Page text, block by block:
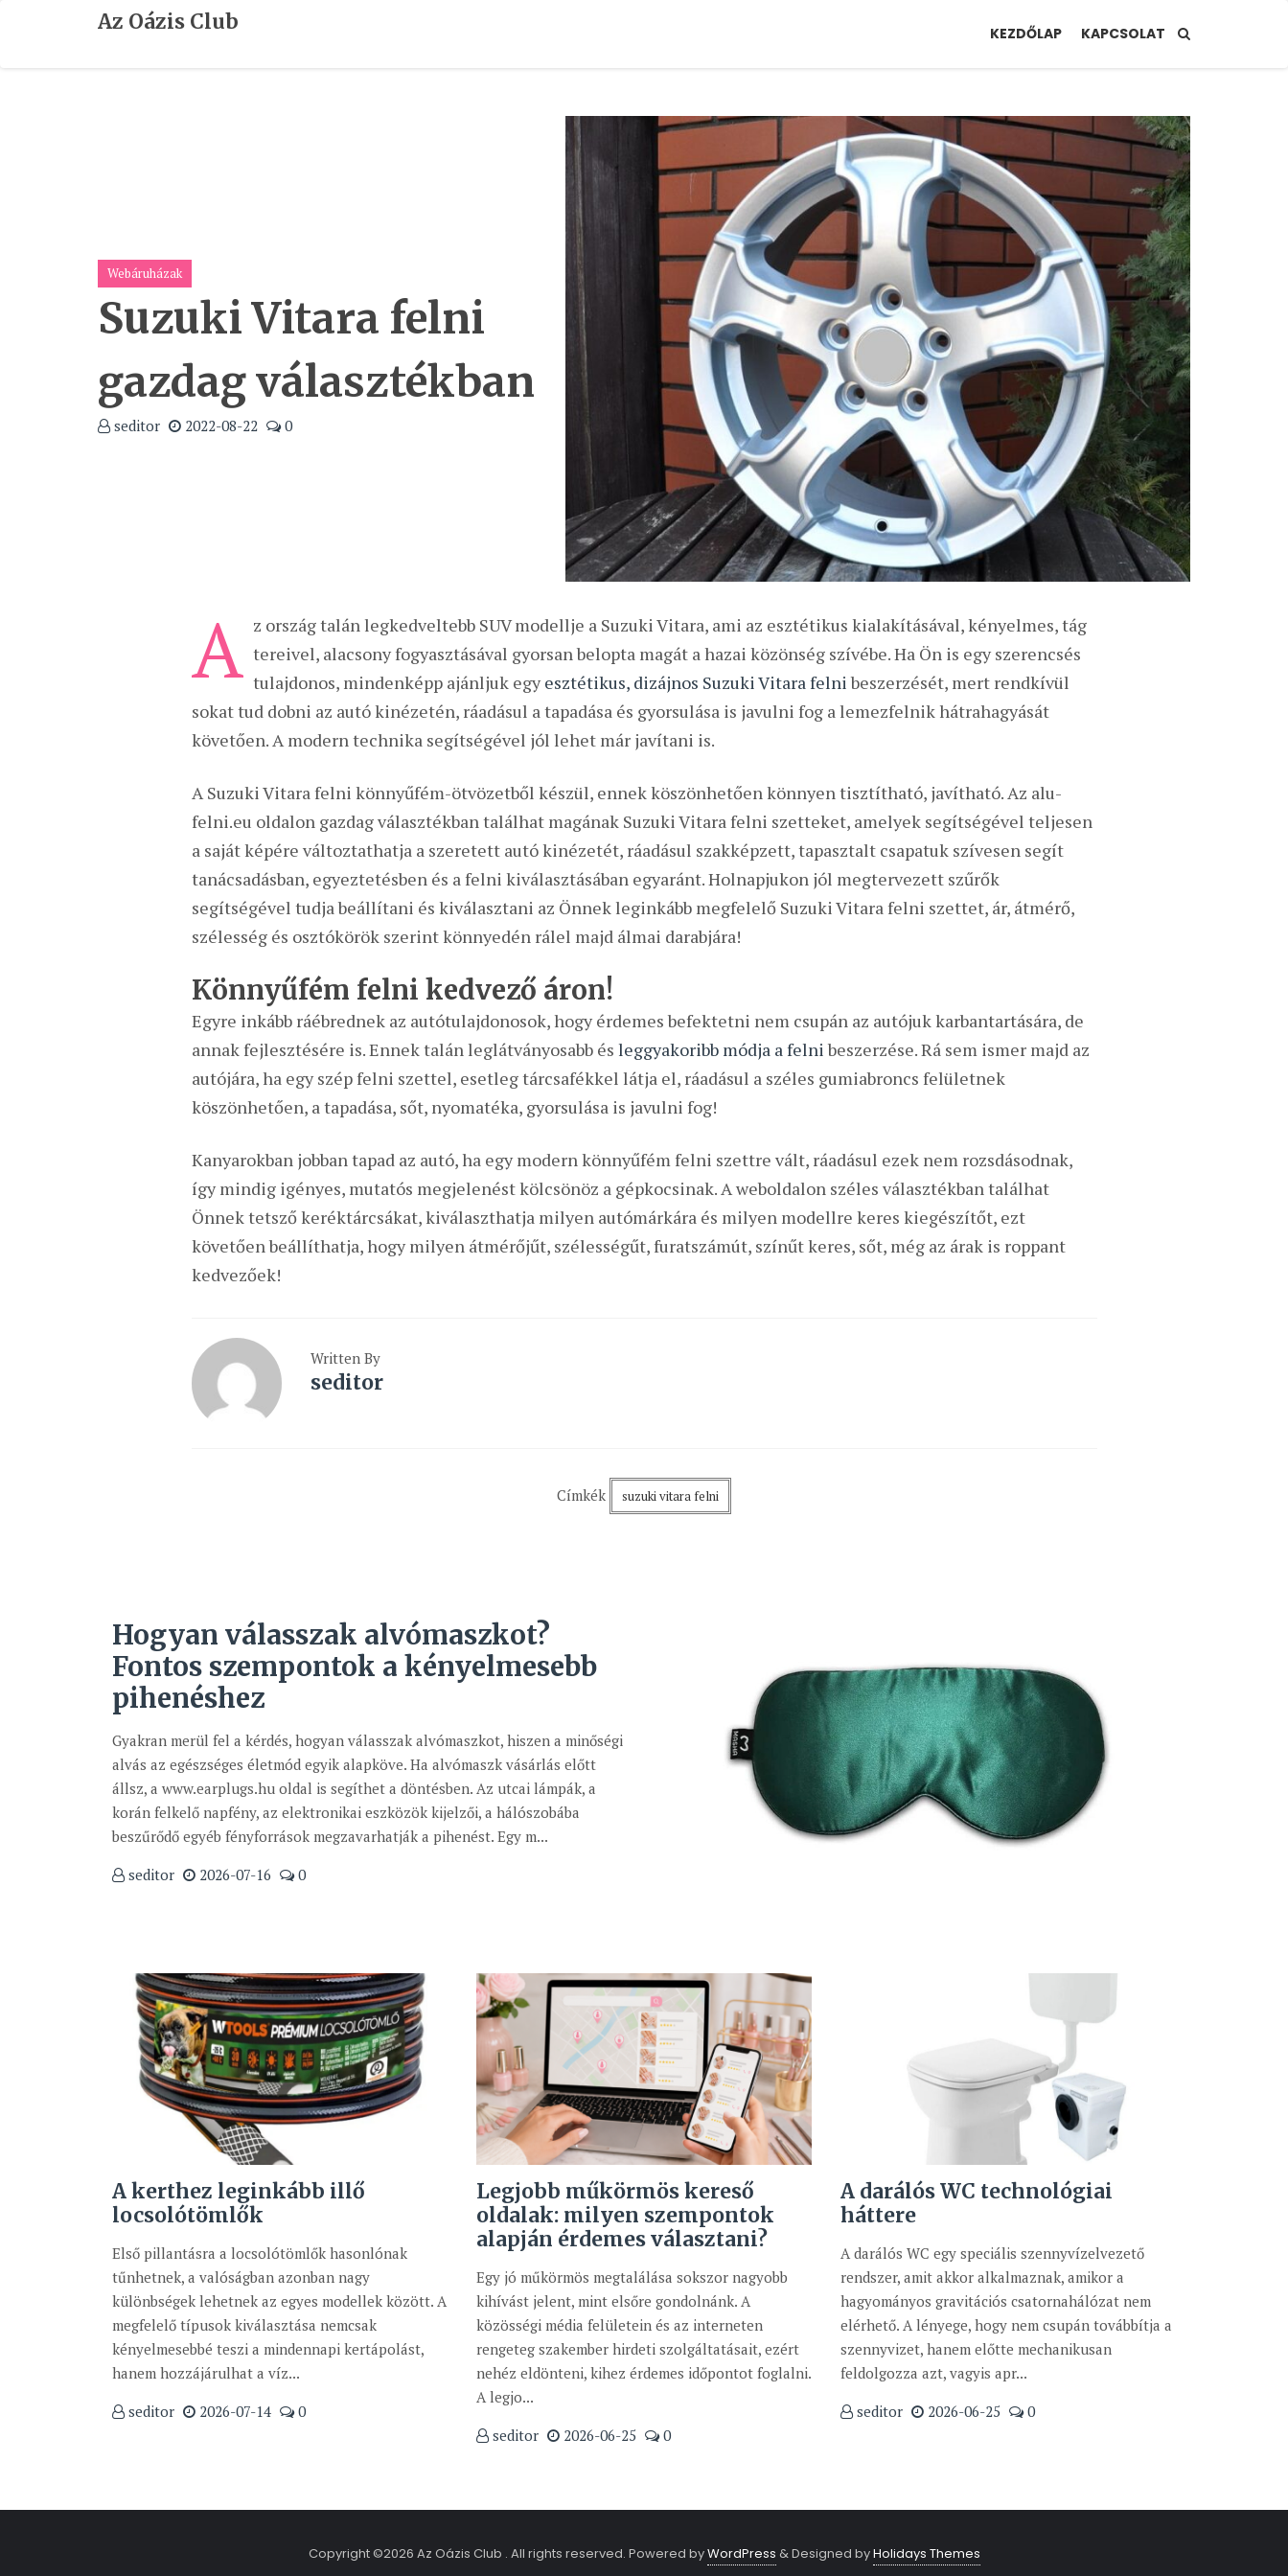
Az Oázis Club KEZDŐLAP KAPCSOLAT
Webáruházak
Suzuki Vitara felni
gazdag választékban
seditor 2022-08-22 0
A z ország talán legkedveltebb SUV modellje a Suzuki Vitara, ami az esztétikus kialakításával, kényelmes, tág
tereivel, alacsony fogyasztásával gyorsan belopta magát a hazai közönség szívébe. Ha Ön is egy szerencsés
tulajdonos, mindenképp ajánljuk egyesztétikus, dizájnos Suzuki Vitara felnibeszerzését, mert rendkívül
sokat tud dobni az autó kinézetén, ráadásul a tapadása és gyorsulása is javulni fog a lemezfelnik hátrahagyását
követően. A modern technika segítségével jól lehet már javítani is.
A Suzuki Vitara felni könnyűfém-ötvözetből készül, ennek köszönhetően könnyen tisztítható, javítható. Az alu-
felni.eu oldalon gazdag választékban találhat magának Suzuki Vitara felni szetteket, amelyek segítségével teljesen
a saját képére változtathatja a szeretett autó kinézetét, ráadásul szakképzett, tapasztalt csapatuk szívesen segít
tanácsadásban, egyeztetésben és a felni kiválasztásában egyaránt. Holnapjukon jól megtervezett szűrők
segítségével tudja beállítani és kiválasztani az Önnek leginkább megfelelő Suzuki Vitara felni szettet, ár, átmérő,
szélesség és osztókörök szerint könnyedén rálel majd álmai darabjára!
Könnyűfém felni kedvező áron!
Egyre inkább ráébrednek az autótulajdonosok, hogy érdemes befektetni nem csupán az autójuk karbantartására, de
annak fejlesztésére is. Ennek talán leglátványosabb és leggyakoribb módja a felnibeszerzése. Rá sem ismer majd az
autójára, ha egy szép felni szettel, esetleg tárcsafékkel látja el, ráadásul a széles gumiabroncs felületnek
köszönhetően, a tapadása, sőt, nyomatéka, gyorsulása is javulni fog!
Kanyarokban jobban tapad az autó, ha egy modern könnyűfém felni szettre vált, ráadásul ezek nem rozsdásodnak,
így mindig igényes, mutatós megjelenést kölcsönöz a gépkocsinak. A weboldalon széles választékban találhat
Önnek tetsző keréktárcsákat, kiválaszthatja milyen autómárkára és milyen modellre keres kiegészítőt, ezt
követően beállíthatja, hogy milyen átmérőjűt, szélességűt, furatszámút, színűt keres, sőt, még az árak is roppant
kedvezőek!
Written By
seditor
Címkék suzuki vitara felni
Hogyan válasszak alvómaszkot?
Fontos szempontok a kényelmesebb
pihenéshez
Gyakran merül fel a kérdés, hogyan válasszak alvómaszkot, hiszen a minőségi
alvás az egészséges életmód egyik alapköve. Ha alvómaszk vásárlás előtt
állsz, a www.earplugs.hu oldal is segíthet a döntésben. Az utcai lámpák, a
korán felkelő napfény, az elektronikai eszközök kijelzői, a hálószobába
beszűrődő egyéb fényforrások megzavarhatják a pihenést. Egy m...
seditor
2026-07-16 0
A kerthez leginkább illő
locsolótömlők
Első pillantásra a locsolótömlők hasonlónak
tűnhetnek, a valóságban azonban nagy
különbségek lehetnek az egyes modellek között. A
megfelelő típusok kiválasztása nemcsak
kényelmesebbé teszi a mindennapi kertápolást,
hanem hozzájárulhat a víz...
seditor
2026-07-14 0
Legjobb műkörmös kereső
oldalak: milyen szempontok
alapján érdemes választani?
Egy jó műkörmös megtalálása sokszor nagyobb
kihívást jelent, mint elsőre gondolnánk. A
közösségi média felületein és az interneten
rengeteg szakember hirdeti szolgáltatásait, ezért
nehéz eldönteni, kihez érdemes időpontot foglalni.
A legjo...
seditor
2026-06-25 0
A darálós WC technológiai
háttere
A darálós WC egy speciális szennyvízelvezető
rendszer, amit akkor alkalmaznak, amikor a
hagyományos gravitációs csatornahálózat nem
elérhető. A lényege, hogy nem csupán továbbítja a
szennyvizet, hanem előtte mechanikusan
feldolgozza azt, vagyis apr...
seditor
2026-06-25 0
Copyright ©2026 Az Oázis Club . All rights reserved. Powered byWordPress &Designed byHolidays Themes